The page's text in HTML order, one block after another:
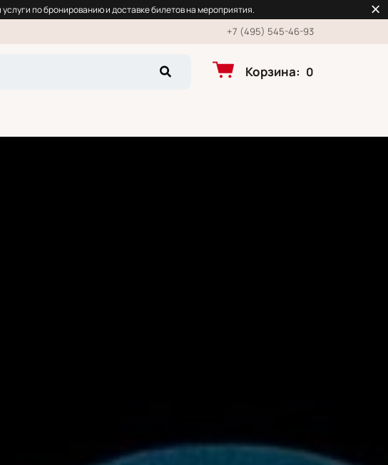
по бронированию и доставке билетов на мероприятия.
+7 (495) 545-46-93
Корзина: 0